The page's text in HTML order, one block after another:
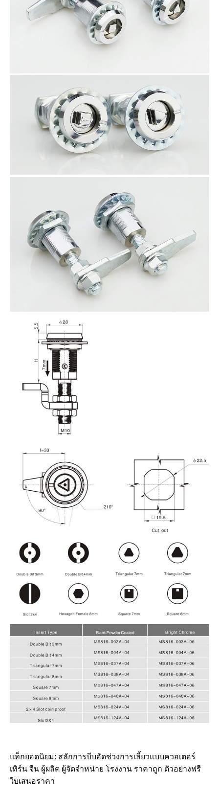
แท็กยอดนิยม: สลักการบีบอัดช่วงการเลี้ยวแบบควอเตอร์
เทิร์น จีน ผู้ผลิต ผู้จัดจำหน่าย โรงงาน ราคาถูก ตัวอย่างฟรี
ใบเสนอราคา